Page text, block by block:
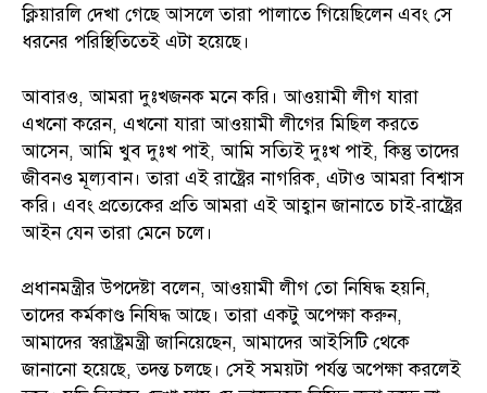
ক্লিয়ারলি দেখা গেছে আসলে তারা পালাতে গিয়েছিলেন এবং সে
ধরনের পরিস্থিতিতেই এটা হয়েছে।
আবারও, আমরা দুঃখজনক মনে করি। আওয়ামী লীগ যারা
এখনো করেন, এখনো যারা আওয়ামী লীগের মিছিল করতে
আসেন, আমি খুব দুঃখ পাই, আমি সত্যিই দুঃখ পাই, কিন্তু তাদের
জীবনও মূল্যবান। তারা এই রাষ্ট্রের নাগরিক, এটাও আমরা বিশ্বাস
করি। এবং প্রত্যেকের প্রতি আমরা এই আহ্বান জানাতে চাই-রাষ্ট্রের
আইন যেন তারা মেনে চলে।
প্রধানমন্ত্রীর উপদেষ্টা বলেন, আওয়ামী লীগ তো নিষিদ্ধ হয়নি,
তাদের কর্মকাণ্ড নিষিদ্ধ আছে। তারা একটু অপেক্ষা করুন,
আমাদের স্বরাষ্ট্রমন্ত্রী জানিয়েছেন, আমাদের আইসিটি থেকে
জানানো হয়েছে, তদন্ত চলছে। সেই সময়টা পর্যন্ত অপেক্ষা করলেই